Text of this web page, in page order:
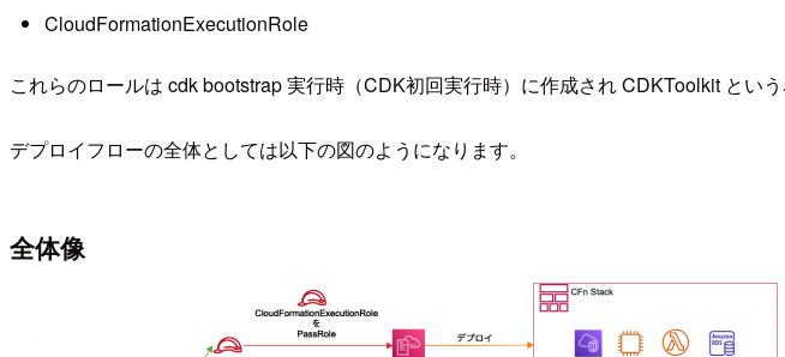
CloudFormationExecutionRole
これらのロールは cdk bootstrap 実行時（CDK初回実行時）に作成され CDKToolkit とい
デプロイフローの全体としては以下の図のようになります。
全体像